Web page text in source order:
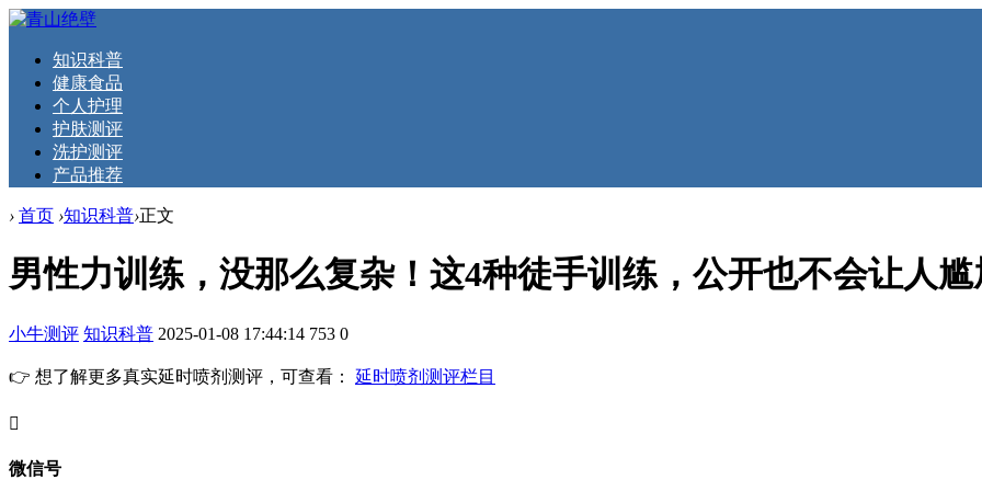
知识科普
健康食品
个人护理
护肤测评
洗护测评
产品推荐
› 首页 ›知识科普›正文
男性力训练，没那么复杂！这4种徒手训练，公开也不会让人尴
小牛测评 知识科普 2025-01-08 17:44:14 753 0
👉 想了解更多真实延时喷剂测评，可查看： 延时喷剂测评栏目
󦘖
微信号